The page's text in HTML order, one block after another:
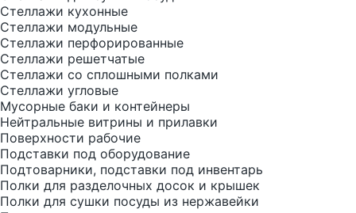
Стеллажи кухонные
Стеллажи модульные
Стеллажи перфорированные
Стеллажи решетчатые
Стеллажи со сплошными полками
Стеллажи угловые
Мусорные баки и контейнеры
Нейтральные витрины и прилавки
Поверхности рабочие
Подставки под оборудование
Подтоварники, подставки под инвентарь
Полки для разделочных досок и крышек
Полки для сушки посуды из нержавейки